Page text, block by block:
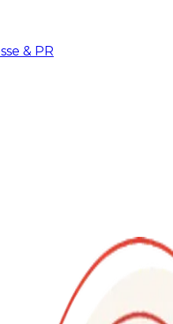
& PR
Erlebnisse: